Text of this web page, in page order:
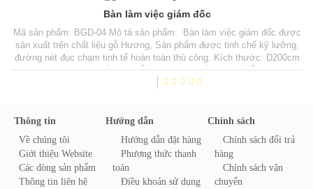
Bàn làm việc giám đốc
Mã sản phẩm: BGD-04 Mô tả sản phẩm: Bàn làm việc giám đốc được
sản xuất trên chất liệu gỗ Hương, Sản phẩm được tinh chế kỹ lưỡng,
đường nét đục chạm tinh tế hoàn toàn thủ công. Kích thước: D200cm
x R90cm x C81cm Chất liệu: Gỗ Hương (có thể thay thế gỗ khác) Đục
chạm tứ diện, hoàn thiện bằng sơn PU cao cấp. Giá bán: Liên hệ 0988
Thông tin
Về chúng tôi
Giới thiệu Website
Các dòng sản phẩm
Thông tin liên hệ
Hướng dẫn
Hướng dẫn đặt hàng
Phương thức thanh
toán
Điều khoản sử dụng
Chính sách
Chính sách đổi trả
hàng
Chính sách vận
chuyển